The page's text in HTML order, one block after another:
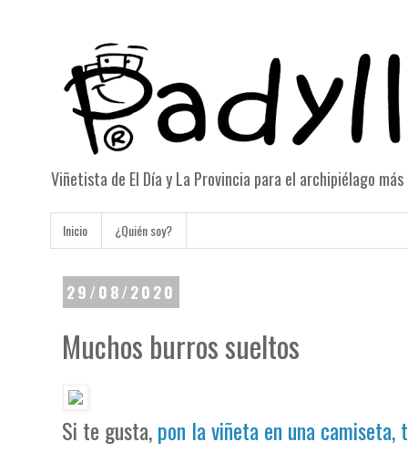
Viñetista de El Día y La Provincia para el archipiélago
Inicio ¿Quién soy?
29/08/2020
Muchos burros sueltos
Si te gusta,pon la viñeta en una camiseta,